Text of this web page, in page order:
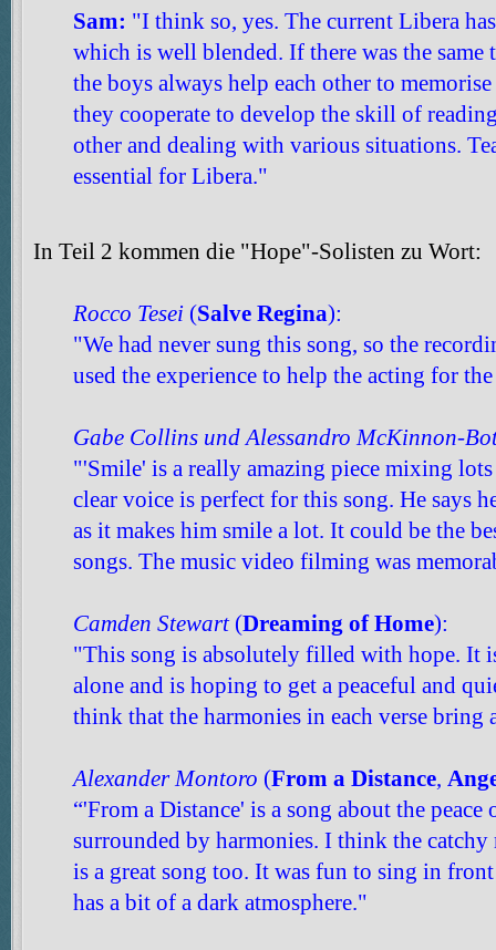
Sam: "I think so, yes. The current Libera
which is well blended. If there was the
the boys always help each other to
they cooperate to develop the skill of
other and dealing with various situations.
essential for Libera."
In Teil 2 kommen die "Hope"-Solisten zu Wort:
Rocco Tesei (Salve Regina):
"We had never sung this song, so the
used the experience to help the acting for
Gabe Collins und Alessandro McKinnon-
"'Smile' is a really amazing piece mixing
clear voice is perfect for this song. He says
as it makes him smile a lot. It could be the
songs. The music video filming was
Camden Stewart (Dreaming of Home):
"This song is absolutely filled with hope. It
alone and is hoping to get a peaceful and
think that the harmonies in each verse bring
Alexander Montoro (From a Distance,
“'From a Distance' is a song about the
surrounded by harmonies. I think the
is a great song too. It was fun to sing in
has a bit of a dark atmosphere."